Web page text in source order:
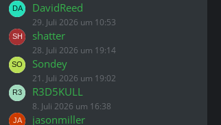
DavidReed
29. Juli 2026 um 10:53
shatter
28. Juli 2026 um 19:14
Sondey
21. Juli 2026 um 19:02
R3D5KULL
8. Juli 2026 um 16:38
jasonmiller